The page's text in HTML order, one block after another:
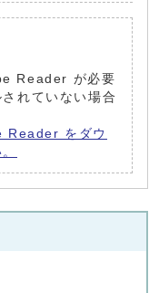
Reader が必要
れていない場合
Reader をダウ